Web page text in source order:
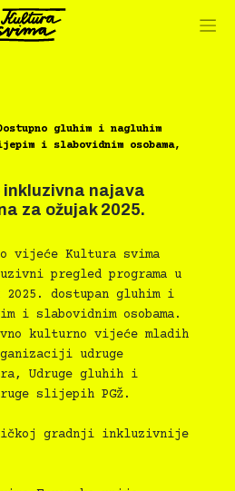
gluhim i nagluhim
i slabovidnim osobama,
najava
za ožujak 2025.
vijeće Kultura svima
pregled programa u
dostupan gluhim i
i slabovidnim osobama.
kulturno vijeće mladih
udruge
Udruge gluhih i
slijepih PGŽ.
gradnji inkluzivnije